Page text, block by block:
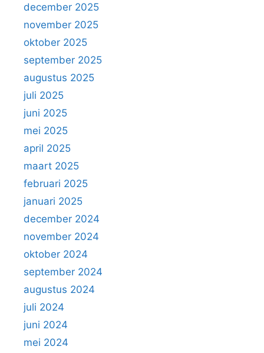
december 2025
november 2025
oktober 2025
september 2025
augustus 2025
juli 2025
juni 2025
mei 2025
april 2025
maart 2025
februari 2025
januari 2025
december 2024
november 2024
oktober 2024
september 2024
augustus 2024
juli 2024
juni 2024
mei 2024